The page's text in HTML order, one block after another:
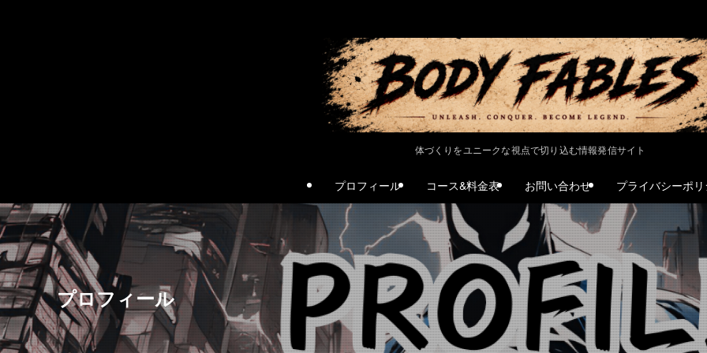
体づくりをユニークな視点で切り込む情報発信サイト
プロフィール コース&料金表 お問い合わせ プライバシーポ
プロフィール